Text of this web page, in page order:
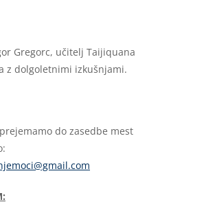
Gregorc, učitelj Taijiquana
z dolgoletnimi izkušnjami.
do zasedbe mest